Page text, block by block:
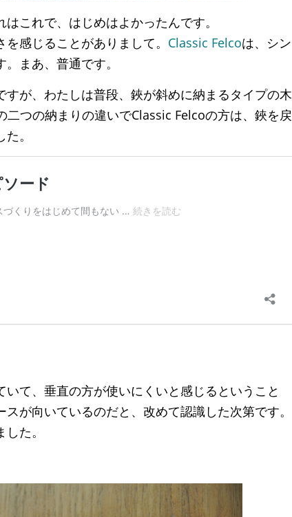
これで、はじめはよかったんです。
感じることがありまして。 Classic Felcoは、シン
まあ、普通です。
が、わたしは普段、鋏が斜めに納まるタイプの木
二つの納まりの違いでClassic Felcoの方は、鋏を戻
。
て、垂直の方が使いにくいと感じるということ
が向いているのだと、改めて認識した次第です。
た。